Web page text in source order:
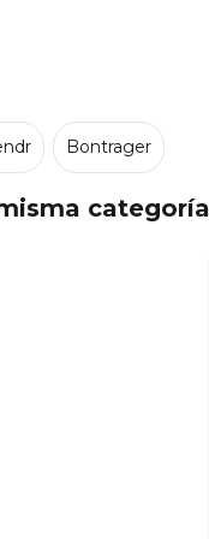
Bontrager